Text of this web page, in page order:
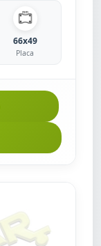
66x49
Placa